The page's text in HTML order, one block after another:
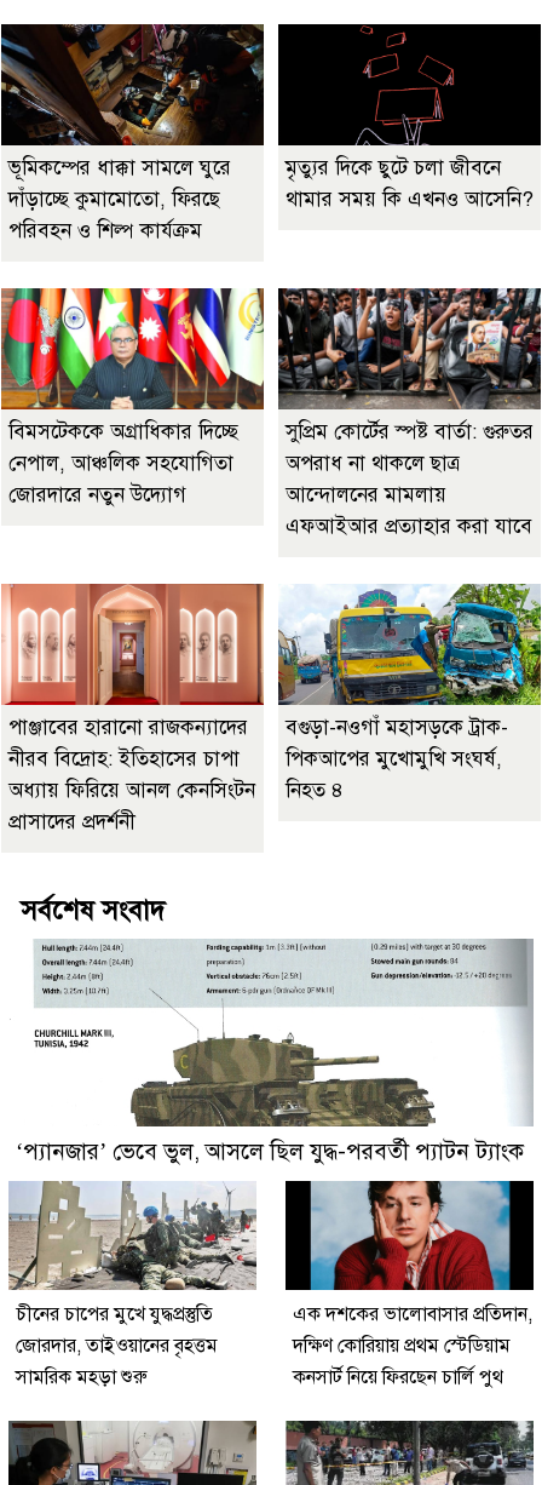
ভূমিকম্পের ধাক্কা সামলে ঘুরে
দাঁড়াচ্ছে কুমামোতো, ফিরছে
পরিবহন ও শিল্প কার্যক্রম
মৃত্যুর দিকে ছুটে চলা জীবনে
থামার সময় কি এখনও আসেনি?
বিমসটেককে অগ্রাধিকার দিচ্ছে
নেপাল, আঞ্চলিক সহযোগিতা
জোরদারে নতুন উদ্যোগ
সুপ্রিম কোর্টের স্পষ্ট বার্তা: গুরুতর
অপরাধ না থাকলে ছাত্র
আন্দোলনের মামলায়
এফআইআর প্রত্যাহার করা যাবে
পাঞ্জাবের হারানো রাজকন্যাদের
নীরব বিদ্রোহ: ইতিহাসের চাপা
অধ্যায় ফিরিয়ে আনল কেনসিংটন
প্রাসাদের প্রদর্শনী
বগুড়া-নওগাঁ মহাসড়কে ট্রাক-
পিকআপের মুখোমুখি সংঘর্ষ,
নিহত ৪
সর্বশেষ সংবাদ
‘প্যানজার’ ভেবে ভুল, আসলে ছিল যুদ্ধ-পরবর্তী প্যাটন ট্যাংক
চীনের চাপের মুখে যুদ্ধপ্রস্তুতি
জোরদার, তাইওয়ানের বৃহত্তম
সামরিক মহড়া শুরু
এক দশকের ভালোবাসার প্রতিদান,
দক্ষিণ কোরিয়ায় প্রথম স্টেডিয়াম
কনসার্ট নিয়ে ফিরছেন চার্লি পুথ